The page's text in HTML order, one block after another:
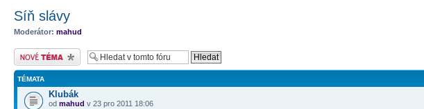
Síň slávy
Moderátor: mahud
Odeslat nové téma
TÉMATA
Klubák
od mahud v 23 pro 2011 18:06